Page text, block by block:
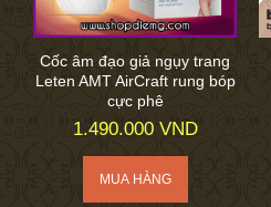
Cốc âm đạo giả ngụy trang
Leten AMT AirCraft rung bóp
cực phê
1.490.000 VND